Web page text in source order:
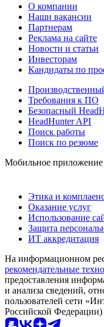
О компании
Наши вакансии
Партнерам
Реклама на сайте
Новости и статьи
Инвесторам
Кандидаты по
Требования к ПО
Безопасный
HeadHunter API
Поиск работы
Поиск по резюме
Мобильное приложение
Этика и
Оказание услуг
Использование
Защита
ИТ аккредитация
На информационном
рекомендательные
предоставления
и анализа сведений,
пользователей сети
Российской Федерации)